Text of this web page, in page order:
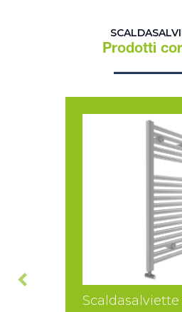
Prodotti